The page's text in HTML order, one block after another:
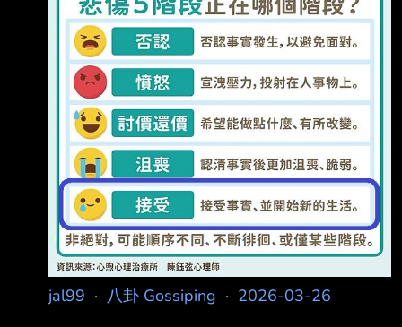
完畢後，隨即召開強制處分庭，維持柯文哲7千
萬元金額的交保條件，稍早柯 文哲微笑現身，
與支持者們揮手致意，隨後不發一語快步上車。
https://reurl.cc/O647X7 --
jal99 · 八卦 Gossiping · 2026-03-26